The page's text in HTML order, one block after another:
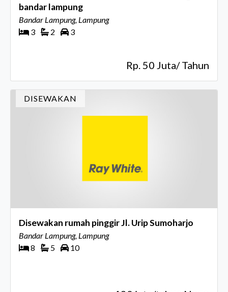
bandar lampung
Bandar Lampung, Lampung
3
2 3
Rp. 50 Juta/ Tahun
DISEWAKAN
Disewakan rumah pinggir Jl. Urip Sumoharjo
Bandar Lampung, Lampung
8
5 10